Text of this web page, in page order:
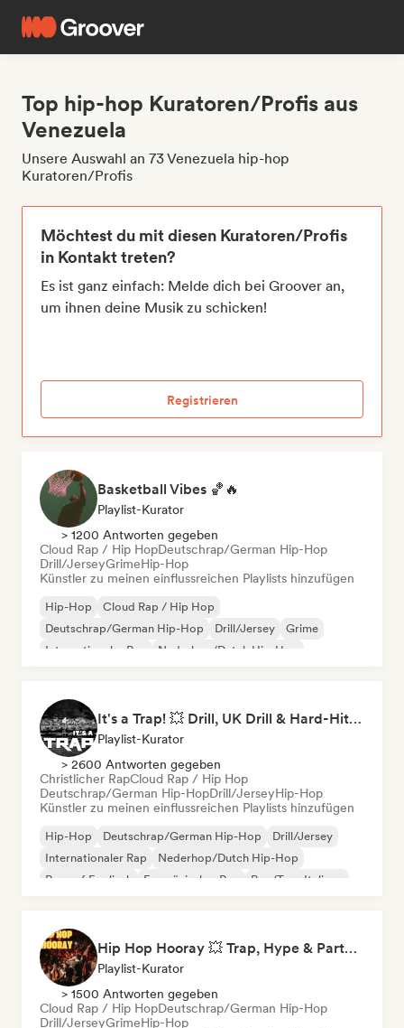
Top hip-hop Kuratoren/Profis aus
Venezuela
Unsere Auswahl an 73 Venezuela hip-hop
Kuratoren/Profis
Möchtest du mit diesen Kuratoren/Profis
in Kontakt treten?
Es ist ganz einfach: Melde dich bei Groover an,
um ihnen deine Musik zu schicken!
Registrieren
Basketball Vibes 🏀🔥
Playlist-Kurator
> 1200 Antworten gegeben
Cloud Rap / Hip HopDeutschrap/German Hip-Hop
Drill/JerseyGrimeHip-Hop
Künstler zu meinen einflussreichen Playlists hinzufügen
Hip-Hop
Cloud Rap / Hip Hop
Deutschrap/German Hip-Hop
Drill/Jersey
Grime
Internationaler Rap
Nederhop/Dutch Hip-Hop
It's a Trap! 💥 Drill, UK Drill & Hard-Hitting Trap
Playlist-Kurator
> 2600 Antworten gegeben
Christlicher RapCloud Rap / Hip Hop
Deutschrap/German Hip-HopDrill/JerseyHip-Hop
Künstler zu meinen einflussreichen Playlists hinzufügen
Hip-Hop Deutschrap/German Hip-Hop
Drill/Jersey
Internationaler Rap
Nederhop/Dutch Hip-Hop
Rap auf Englisch
Französischer Rap Rap/Trap Italiano
Hip Hop Hooray 💥 Trap, Hype & Party Rap Bangers
Playlist-Kurator
> 1500 Antworten gegeben
Cloud Rap / Hip HopDeutschrap/German Hip-Hop
Drill/JerseyGrimeHip-Hop